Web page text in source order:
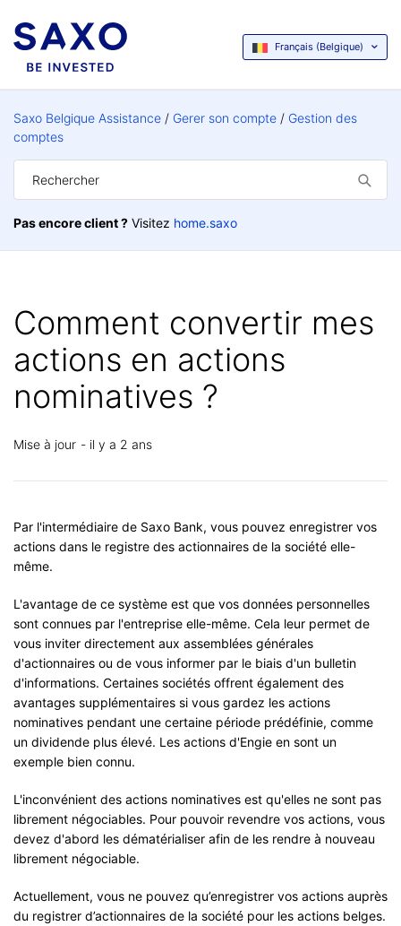
Français (Belgique)
Saxo Belgique Assistance Gerer son compte
Gestion des
comptes
Pas encore client ? Visitez home.saxo
Comment convertir mes
actions en actions
nominatives ?
Mise à jour il y a 2 ans
Par l'intermédiaire de Saxo Bank, vous pouvez enregistrer vos
actions dans le registre des actionnaires de la société elle-
même.
L'avantage de ce système est que vos données personnelles
sont connues par l'entreprise elle-même. Cela leur permet de
vous inviter directement aux assemblées générales
d'actionnaires ou de vous informer par le biais d'un bulletin
d'informations. Certaines sociétés offrent également des
avantages supplémentaires si vous gardez les actions
nominatives pendant une certaine période prédéfinie, comme
un dividende plus élevé. Les actions d'Engie en sont un
exemple bien connu.
L'inconvénient des actions nominatives est qu'elles ne sont pas
librement négociables. Pour pouvoir revendre vos actions, vous
devez d'abord les dématérialiser afin de les rendre à nouveau
librement négociable.
Actuellement, vous ne pouvez qu’enregistrer vos actions auprès
du registrer d’actionnaires de la société pour les actions belges.